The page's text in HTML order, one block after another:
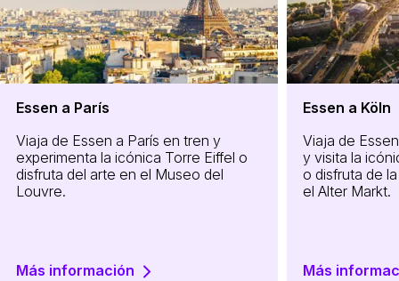
Essen a París
Viaja de Essen a París en tren y
experimenta la icónica Torre Eiffel o
disfruta del arte en el Museo del
Louvre.
Más información
Essen a Köln
Viaja de
y visita la
o disfruta de
el Alter Markt.
Más